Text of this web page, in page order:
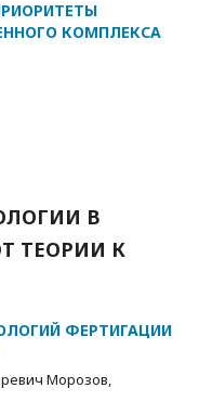
КОМПЛЕКСА
В
ТЕОРИИ К
ФЕРТИГАЦИИ
Морозов,